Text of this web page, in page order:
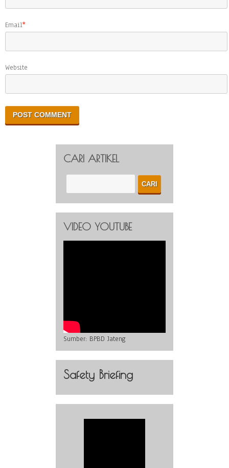
Email*
Website
CARI ARTIKEL
VIDEO YOUTUBE
Sumber: BPBD Jateng
Safety Briefing